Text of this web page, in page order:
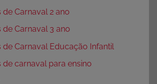
Carnaval 2 ano
de Carnaval 3 ano
de Carnaval Educação Infantil
de carnaval para ensino